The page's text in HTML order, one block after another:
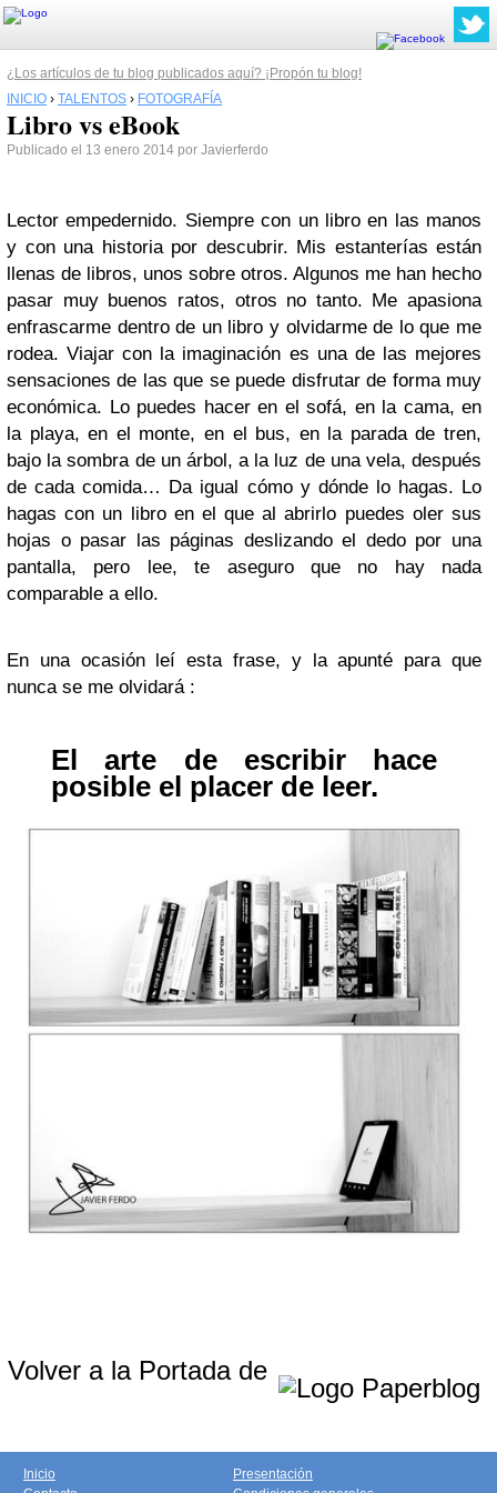
¿Los artículos de tu blog publicados aquí? ¡Propón tu blog!
INICIO › TALENTOS › FOTOGRAFÍA
Libro vs eBook
Publicado el 13 enero 2014 por Javierferdo
Lector empedernido. Siempre con un libro en las manos
y con una historia por descubrir. Mis estanterías están
llenas de libros, unos sobre otros. Algunos me han hecho
pasar muy buenos ratos, otros no tanto. Me apasiona
enfrascarme dentro de un libro y olvidarme de lo que me
rodea. Viajar con la imaginación es una de las mejores
sensaciones de las que se puede disfrutar de forma muy
económica. Lo puedes hacer en el sofá, en la cama, en
la playa, en el monte, en el bus, en la parada de tren,
bajo la sombra de un árbol, a la luz de una vela, después
de cada comida… Da igual cómo y dónde lo hagas. Lo
hagas con un libro en el que al abrirlo puedes oler sus
hojas o pasar las páginas deslizando el dedo por una
pantalla, pero lee, te aseguro que no hay nada
comparable a ello.
En una ocasión leí esta frase, y la apunté para que
nunca se me olvidará :
El arte de escribir hace
posible el placer de leer.
Volver a la Portada de
Inicio
Presentación